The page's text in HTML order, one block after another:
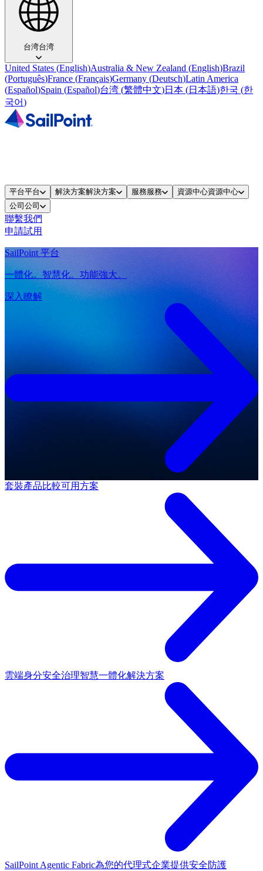
台湾台湾
United States (English)Australia & New Zealand (English)Brazil
(Português)France (Français)Germany (Deutsch)Latin America
(Español)Spain (Español)台湾 (繁體中文)日本 (日本語)한국 (한
국어)
平台平台 解決方案解決方案 服務服務 資源中心資源中心
公司 公司
聯繫我們
申請試用
SailPoint 平台
一體化。智慧化。功能強大。
深入瞭解
套裝產品比較可用方案
雲端身分安全治理智慧一體化解決方案
SailPoint Agentic Fabric為您的代理式企業提供安全防護